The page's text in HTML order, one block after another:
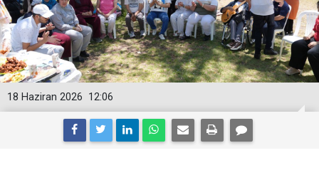
12:06
18 Haziran 2026